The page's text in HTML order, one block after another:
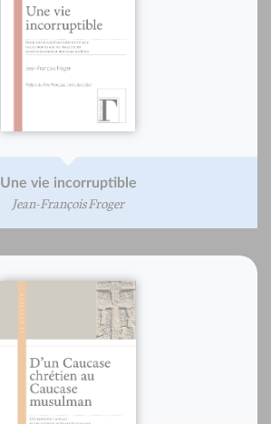
Une vie incorruptible
Jean-François Froger